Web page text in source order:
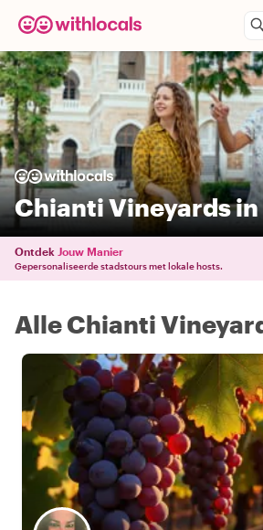
Chianti Vineyards in
Ontdek Jouw Manier
Gepersonaliseerde stadstours met lokale hosts.
Alle Chianti